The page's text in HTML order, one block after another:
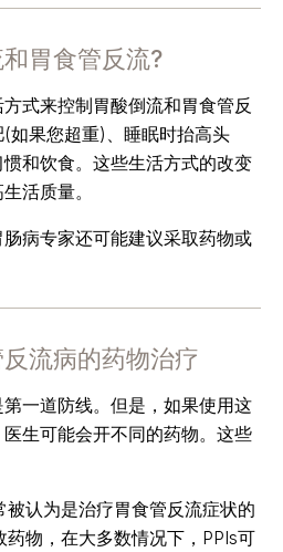
胃食管反流?
式来控制胃酸倒流和胃食管反
如果您超重)、睡眠时抬高头
和饮食。这些生活方式的改变
活质量。
病专家还可能建议采取药物或
流病的药物治疗
一道防线。但是，如果使用这
生可能会开不同的药物。这些
被认为是治疗胃食管反流症状的
药物，在大多数情况下，PPIs可